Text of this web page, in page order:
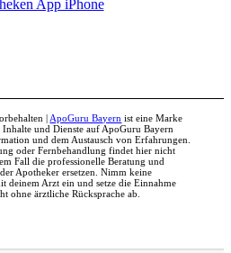
| ApoGuru Bayern ist eine Marke
Inhalte und Dienste auf ApoGuru Bayern
und dem Austausch von Erfahrungen.
oder Fernbehandlung findet hier nicht
Fall die professionelle Beratung und
Apotheker ersetzen. Nimm keine
deinem Arzt ein und setze die Einnahme
ohne ärztliche Rücksprache ab.